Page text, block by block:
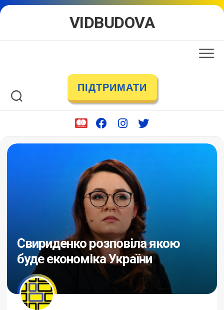
Skip
VIDBUDOVA
ПІДТРИМАТИ
Свириденко розповіла якою
буде економіка України